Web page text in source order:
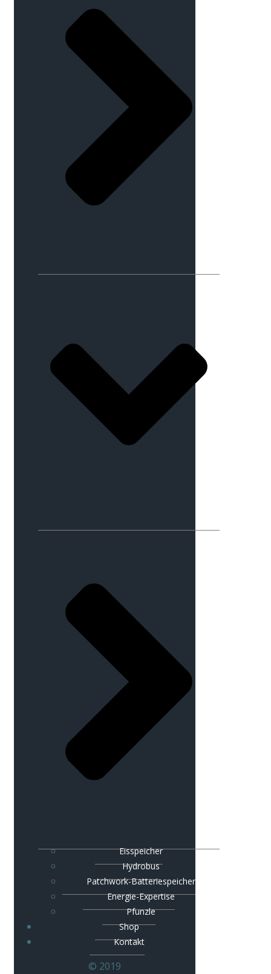
Eisspeicher
Hydrobus
Patchwork-Batteriespeicher
Energie-Expertise
Pfunzle
Shop
Kontakt
© 2019